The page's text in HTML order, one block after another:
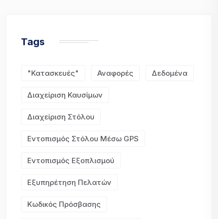
Tags
"Κατασκευές" Αναφορές Δεδομένα
Διαχείριση Καυσίμων
Διαχείριση Στόλου
Εντοπισμός Στόλου Μέσω GPS
Εντοπισμός Εξοπλισμού
Εξυπηρέτηση Πελατών
Κωδικός Πρόσβασης